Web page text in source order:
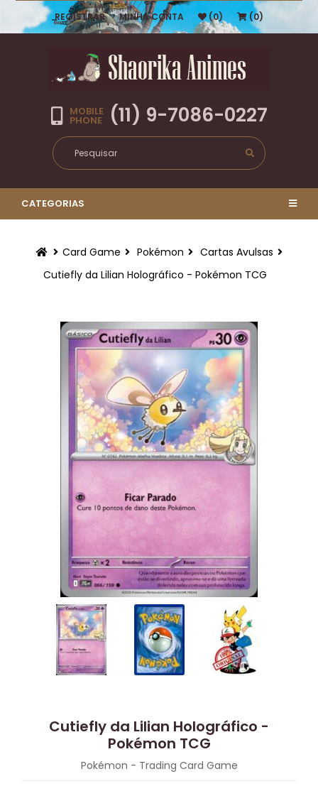
REGISTRAR MINHA CONTA (0) (0)
MOBILE
PHONE (11) 9-7086-0227
CATEGORIAS
Card Game Pokémon
Cartas Avulsas
Cutiefly da Lilian Holográfico - Pokémon TCG
Cutiefly da Lilian Holográfico -
Pokémon TCG
Pokémon - Trading Card Game